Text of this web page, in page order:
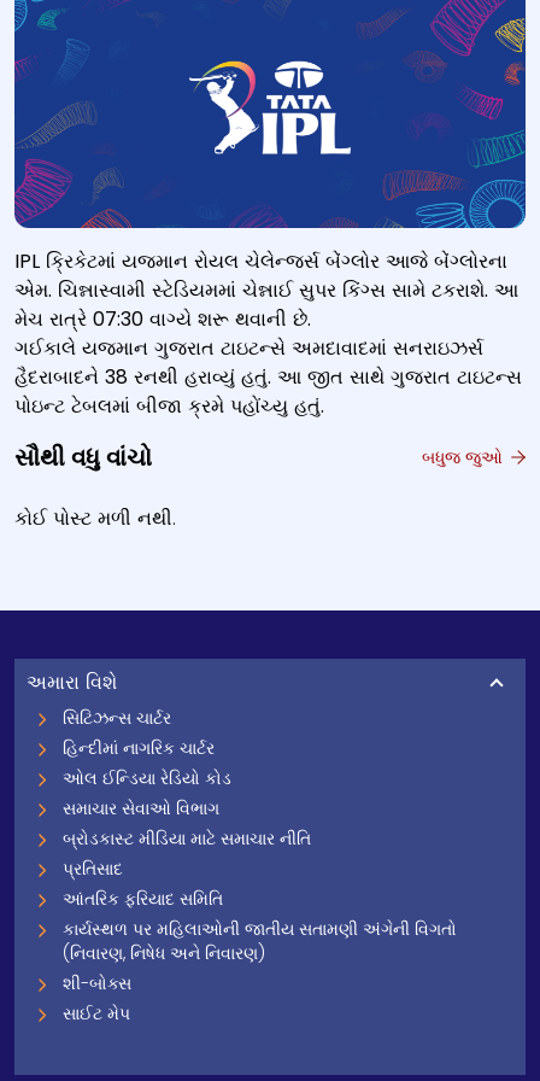
IPL ક્રિકેટમાં યજમાન રોયલ ચેલેન્જર્સ બેંગ્લોર આજે બેંગ્લોરના
એમ. ચિન્નાસ્વામી સ્ટેડિયમમાં ચેન્નાઈ સુપર કિંગ્સ સામે ટકરાશે. આ
મેચ રાત્રે 07:30 વાગ્યે શરૂ થવાની છે.
ગઈકાલે યજમાન ગુજરાત ટાઇટન્સે અમદાવાદમાં સનરાઇઝર્સ
હૈદરાબાદને 38 રનથી હરાવ્યું હતું. આ જીત સાથે ગુજરાત ટાઇટન્સ
પોઇન્ટ ટેબલમાં બીજા ક્રમે પહોંચ્યુ હતું.
સૌથી વધુ વાંચો બધુજ જુઓ
કોઈ પોસ્ટ મળી નથી.
અમારા વિશે
સિટિઝન્સ ચાર્ટર
હિન્દીમાં નાગરિક ચાર્ટર
ઓલ ઈન્ડિયા રેડિયો કોડ
સમાચાર સેવાઓ વિભાગ
બ્રોડકાસ્ટ મીડિયા માટે સમાચાર નીતિ
પ્રતિસાદ
આંતરિક ફરિયાદ સમિતિ
કાર્યસ્થળ પર મહિલાઓની જાતીય સતામણી અંગેની વિગતો
(નિવારણ, નિષેધ અને નિવારણ)
શી-બોક્સ
સાઈટ મેપ